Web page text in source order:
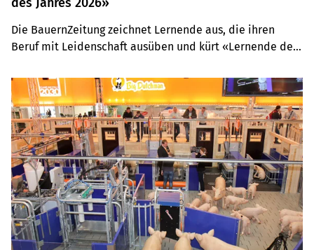
Die BauernZeitung zeichnet Lernende aus, die ihren
Beruf mit Leidenschaft ausüben und kürt «Lernende des
von bis zu 1500 Franken sowie zusätzliche Gutscheine im
Gesamtwert von bis zu 1100 Franken. Bewerbungsschluss
ist der 11. März 2026.